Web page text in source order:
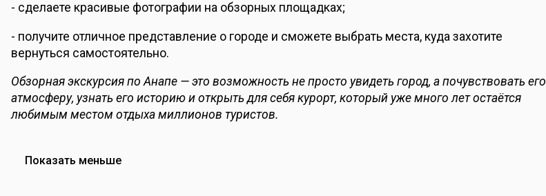
- сделаете красивые фотографии на обзорных площадках;
- получите отличное представление о городе и сможете выбрать места, куда захотите
вернуться самостоятельно.
Обзорная экскурсия по Анапе — это возможность не просто увидеть город, а почувствовать его
атмосферу, узнать его историю и открыть для себя курорт, который уже много лет остаётся
любимым местом отдыха миллионов туристов.
Показать меньше